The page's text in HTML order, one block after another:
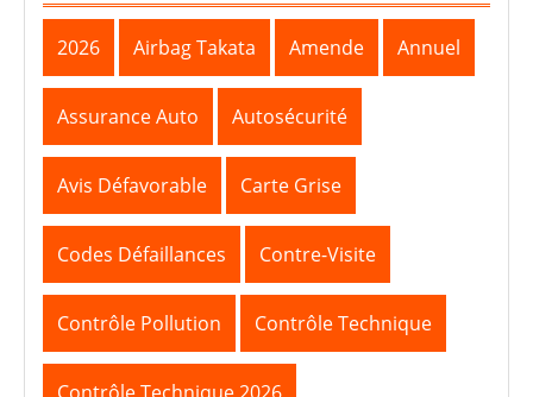
2026 Airbag Takata Amende Annuel
Assurance Auto Autosécurité
Avis Défavorable Carte Grise
Codes Défaillances Contre-Visite
Contrôle Pollution Contrôle Technique